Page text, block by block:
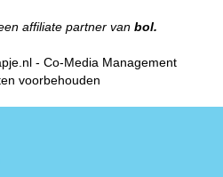
affiliate partner van bol.
- Co-Media Management
voorbehouden